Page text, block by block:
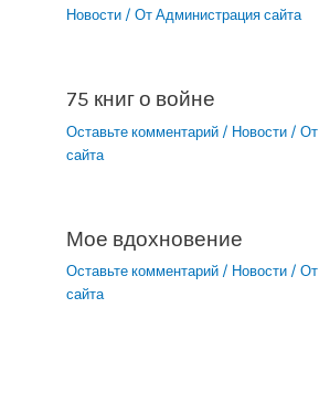
Новости / От Администрация сайта
75 книг о войне
Оставьте комментарий / Новости / От
сайта
Мое вдохновение
Оставьте комментарий / Новости / От
сайта